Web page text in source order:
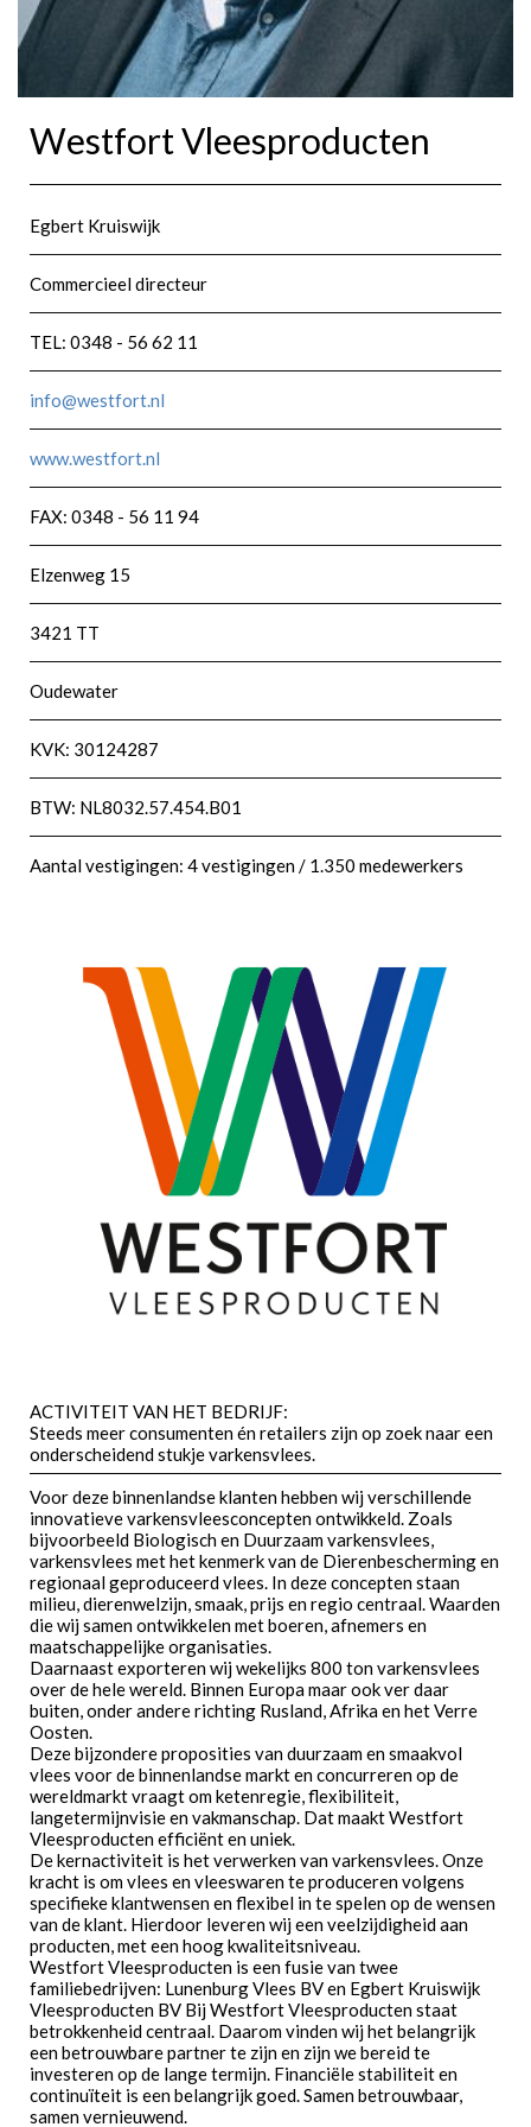
Westfort Vleesproducten
Egbert Kruiswijk
Commercieel directeur
TEL: 0348 - 56 62 11
info@westfort.nl
www.westfort.nl
FAX: 0348 - 56 11 94
Elzenweg 15
3421 TT
Oudewater
KVK: 30124287
BTW: NL8032.57.454.B01
Aantal vestigingen: 4 vestigingen / 1.350 medewerkers
ACTIVITEIT VAN HET BEDRIJF:
Steeds meer consumenten én retailers zijn op zoek naar een
onderscheidend stukje varkensvlees.
Voor deze binnenlandse klanten hebben wij verschillende
innovatieve varkensvleesconcepten ontwikkeld. Zoals
bijvoorbeeld Biologisch en Duurzaam varkensvlees,
varkensvlees met het kenmerk van de Dierenbescherming en
regionaal geproduceerd vlees. In deze concepten staan
milieu, dierenwelzijn, smaak, prijs en regio centraal. Waarden
die wij samen ontwikkelen met boeren, afnemers en
maatschappelijke organisaties.
Daarnaast exporteren wij wekelijks 800 ton varkensvlees
over de hele wereld. Binnen Europa maar ook ver daar
buiten, onder andere richting Rusland, Afrika en het Verre
Oosten.
Deze bijzondere proposities van duurzaam en smaakvol
vlees voor de binnenlandse markt en concurreren op de
wereldmarkt vraagt om ketenregie, flexibiliteit,
langetermijnvisie en vakmanschap. Dat maakt Westfort
Vleesproducten efficiënt en uniek.
De kernactiviteit is het verwerken van varkensvlees. Onze
kracht is om vlees en vleeswaren te produceren volgens
specifieke klantwensen en flexibel in te spelen op de wensen
van de klant. Hierdoor leveren wij een veelzijdigheid aan
producten, met een hoog kwaliteitsniveau.
Westfort Vleesproducten is een fusie van twee
familiebedrijven: Lunenburg Vlees BV en Egbert Kruiswijk
Vleesproducten BV Bij Westfort Vleesproducten staat
betrokkenheid centraal. Daarom vinden wij het belangrijk
een betrouwbare partner te zijn en zijn we bereid te
investeren op de lange termijn. Financiële stabiliteit en
continuïteit is een belangrijk goed. Samen betrouwbaar,
samen vernieuwend.